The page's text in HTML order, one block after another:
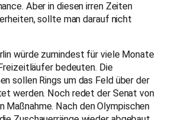
Aber in diesen irren Zeiten
sollte man darauf nicht
würde zumindest für viele Monate
bedeuten. Die
sollen Rings um das Feld über der
werden. Noch redet der Senat von
Maßnahme. Nach den Olympischen